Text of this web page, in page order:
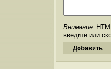
Внимание:
введите или